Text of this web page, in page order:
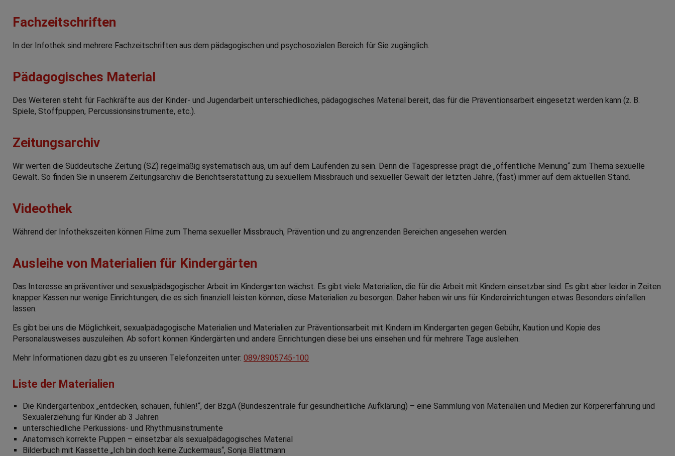
Fachzeitschriften
In der Infothek sind mehrere Fachzeitschriften aus dem pädagogischen und psychosozialen Bereich für Sie zugänglich.
Pädagogisches Material
Des Weiteren steht für Fachkräfte aus der Kinder- und Jugendarbeit unterschiedliches, pädagogisches Material bereit, das für die Präventionsarbeit eingesetzt werden kann (z. B.
Spiele, Stoffpuppen, Percussionsinstrumente, etc.).
Zeitungsarchiv
Wir werten die Süddeutsche Zeitung (SZ) regelmäßig systematisch aus, um auf dem Laufenden zu sein. Denn die Tagespresse prägt die „öffentliche Meinung“ zum Thema sexuelle
Gewalt. So finden Sie in unserem Zeitungsarchiv die Berichtserstattung zu sexuellem Missbrauch und sexueller Gewalt der letzten Jahre, (fast) immer auf dem aktuellen Stand.
Videothek
Während der Infothekszeiten können Filme zum Thema sexueller Missbrauch, Prävention und zu angrenzenden Bereichen angesehen werden.
Ausleihe von Materialien für Kindergärten
Das Interesse an präventiver und sexualpädagogischer Arbeit im Kindergarten wächst. Es gibt viele Materialien, die für die Arbeit mit Kindern einsetzbar sind. Es gibt aber leider in Zeiten
knapper Kassen nur wenige Einrichtungen, die es sich finanziell leisten können, diese Materialien zu besorgen. Daher haben wir uns für Kindereinrichtungen etwas Besonders einfallen
lassen.
Es gibt bei uns die Möglichkeit, sexualpädagogische Materialien und Materialien zur Präventionsarbeit mit Kindern im Kindergarten gegen Gebühr, Kaution und Kopie des
Personalausweises auszuleihen. Ab sofort können Kindergärten und andere Einrichtungen diese bei uns einsehen und für mehrere Tage ausleihen.
Mehr Informationen dazu gibt es zu unseren Telefonzeiten unter: 089/8905745-100
Liste der Materialien
Die Kindergartenbox „entdecken, schauen, fühlen!“, der BzgA (Bundeszentrale für gesundheitliche Aufklärung) – eine Sammlung von Materialien und Medien zur Körpererfahrung und
Sexualerziehung für Kinder ab 3 Jahren
unterschiedliche Perkussions- und Rhythmusinstrumente
Anatomisch korrekte Puppen – einsetzbar als sexualpädagogisches Material
Bilderbuch mit Kassette „Ich bin doch keine Zuckermaus“, Sonja Blattmann